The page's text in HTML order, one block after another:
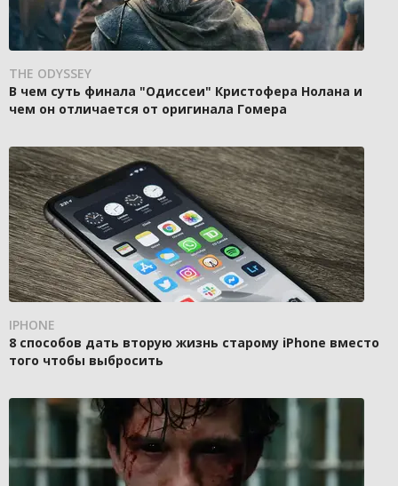
THE ODYSSEY
В чем суть финала "Одиссеи" Кристофера Нолана и
чем он отличается от оригинала Гомера
IPHONE
8 способов дать вторую жизнь старому iPhone вместо
того чтобы выбросить